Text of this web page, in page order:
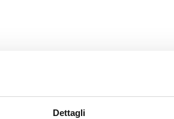
Dettagli
la manifestazione rappresenta un
per aprire nuove strade
per i protagonisti del settore, realizza